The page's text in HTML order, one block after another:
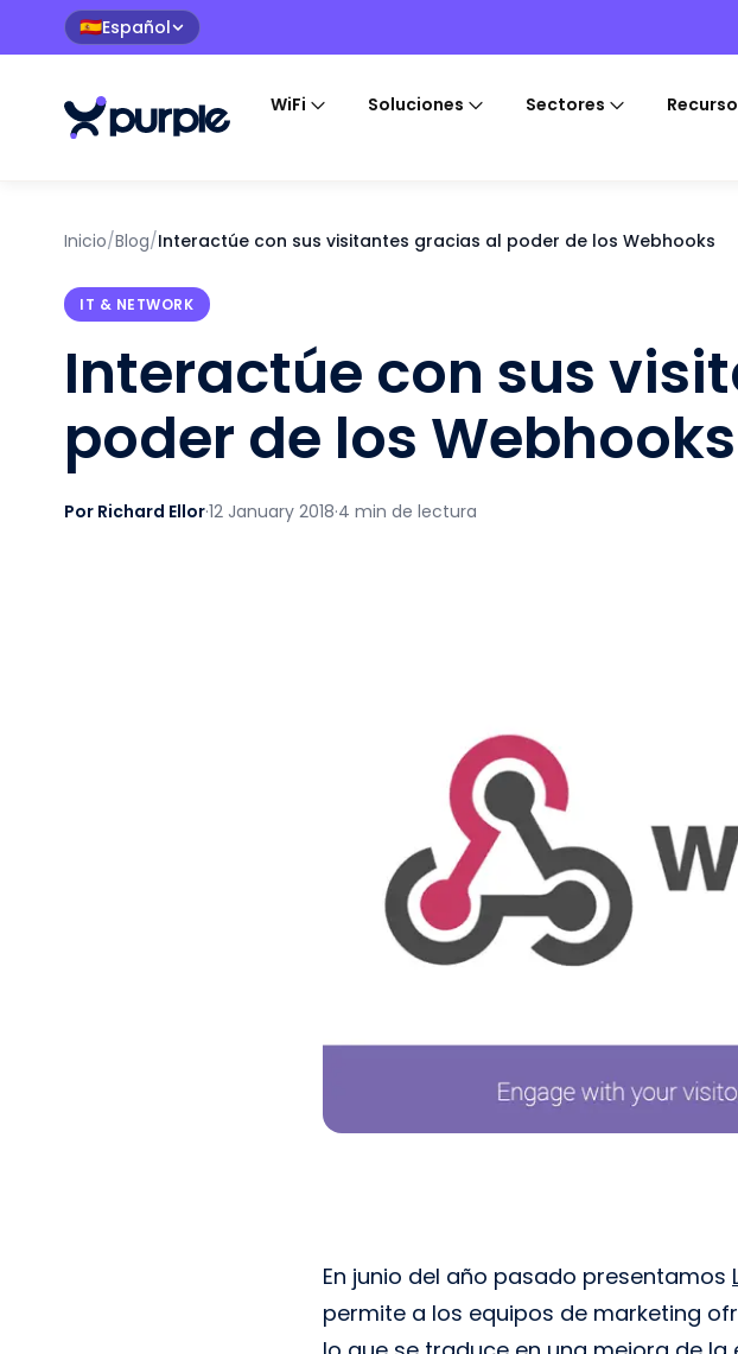
🇪🇸Español
WiFi Soluciones Sectores
Inicio/Blog/Interactúe con sus visitantes gracias al poder de los Webhooks
IT & NETWORK
Interactúe con sus
poder de los Webhooks
Por Richard Ellor·12 January 2018·4 min de lectura
En junio del año pasado presentamos
permite a los equipos de marketing